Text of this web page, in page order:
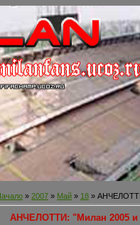
» 2007 » Май » 18 »
АНЧЕЛОТТИ: "Милан 2005 и